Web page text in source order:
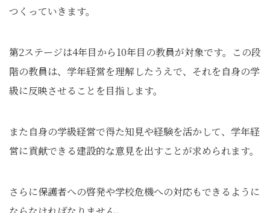
つくっていきます。
第2ステージは4年目から10年目の教員が対象です。この段
階の教員は、学年経営を理解したうえで、それを自身の学
級に反映させることを目指します。
また自身の学級経営で得た知見や経験を活かして、学年経
営に貢献できる建設的な意見を出すことが求められます。
さらに保護者への啓発や学校危機への対応もできるように